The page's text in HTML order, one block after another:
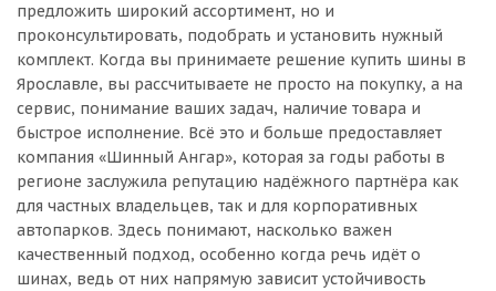
предложить широкий ассортимент, но и
проконсультировать, подобрать и установить нужный
комплект. Когда вы принимаете решение купить шины в
Ярославле, вы рассчитываете не просто на покупку, а на
сервис, понимание ваших задач, наличие товара и
быстрое исполнение. Всё это и больше предоставляет
компания «Шинный Ангар», которая за годы работы в
регионе заслужила репутацию надёжного партнёра как
для частных владельцев, так и для корпоративных
автопарков. Здесь понимают, насколько важен
качественный подход, особенно когда речь идёт о
шинах, ведь от них напрямую зависит устойчивость